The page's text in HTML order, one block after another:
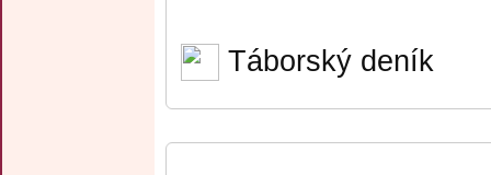
Táborský deník